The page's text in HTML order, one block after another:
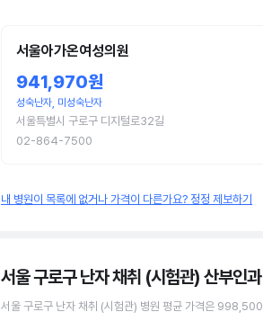
서울아가온여성의원
941,970원
성숙난자, 미성숙난자
서울특별시 구로구 디지털로32길
02-864-7500
내 병원이 목록에 없거나 가격이 다른가요? 정정 제보하기
서울 구로구 난자 채취 (시험관) 산부인
서울 구로구 난자 채취 (시험관) 병원 평균 가격은 998,500